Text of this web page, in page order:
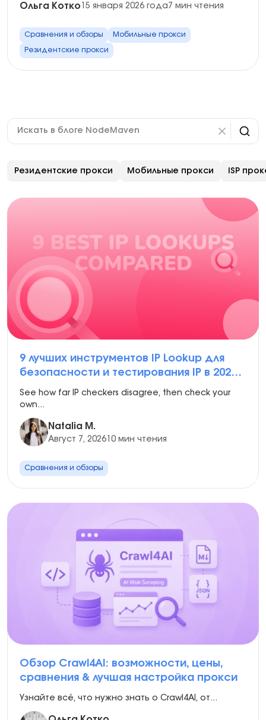
Ольга Котко 15 января 2026 года7 мин чтения
Сравнения и обзоры Мобильные прокси
Резидентские прокси
Поиск
Резидентские прокси Мобильные прокси ISP
9 лучших инструментов IP Lookup для
безопасности и тестирования IP в 2026
году
See how far IP checkers disagree, then check your
own...
Natalia M.
Август 7, 202610 мин чтения
Сравнения и обзоры
Обзор Crawl4AI: возможности, цены,
сравнения & лучшая настройка прокси
Узнайте всё, что нужно знать о Crawl4AI, от...